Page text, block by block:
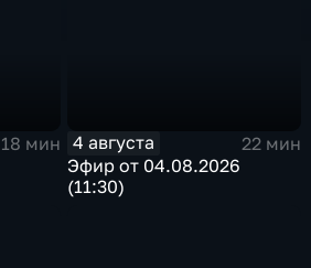
18 мин
4 августа
22 мин
Эфир от 04.08.2026
(11:30)